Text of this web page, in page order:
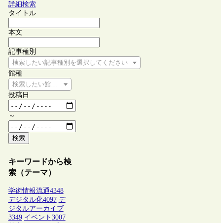
詳細検索
タイトル
本文
記事種別
検索したい記事種別を選択してください
館種
検索したい館種を選択してください
投稿日
～
検索
キーワードから検
索（テーマ）
学術情報流通4348
デジタル化4097 デ
ジタルアーカイブ
3349 イベント 3007